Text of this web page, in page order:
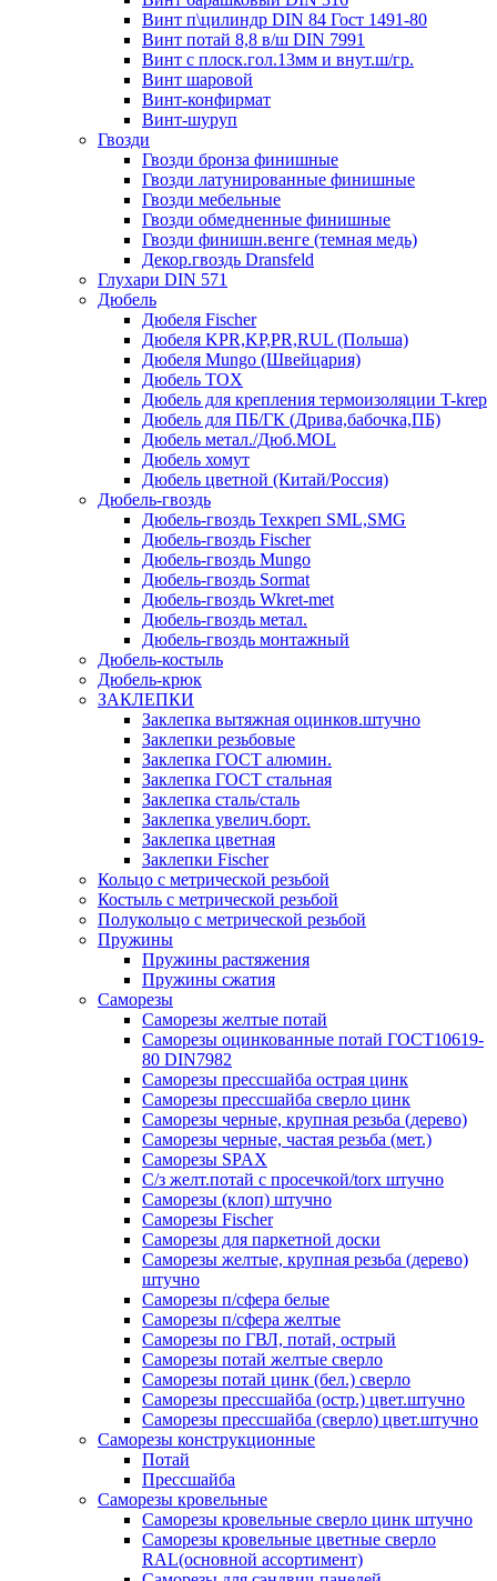
Винт п\цилиндр DIN 84 Гост 1491-80
Винт потай 8,8 в/ш DIN 7991
Винт с плоск.гол.13мм и внут.ш/гр.
Винт шаровой
Винт-конфирмат
Винт-шуруп
Гвозди
Гвозди бронза финишные
Гвозди латунированные финишные
Гвозди мебельные
Гвозди обмедненные финишные
Гвозди финишн.венге (темная медь)
Декор.гвоздь Dransfeld
Глухари DIN 571
Дюбель
Дюбеля Fischer
Дюбеля KPR,KP,PR,RUL (Польша)
Дюбеля Mungo (Швейцария)
Дюбель TOX
Дюбель для крепления термоизоляции T-krep
Дюбель для ПБ/ГК (Дрива,бабочка,ПБ)
Дюбель метал./Дюб.MOL
Дюбель хомут
Дюбель цветной (Китай/Россия)
Дюбель-гвоздь
Дюбель-гвоздь Техкреп SML,SMG
Дюбель-гвоздь Fischer
Дюбель-гвоздь Mungo
Дюбель-гвоздь Sormat
Дюбель-гвоздь Wkret-met
Дюбель-гвоздь метал.
Дюбель-гвоздь монтажный
Дюбель-костыль
Дюбель-крюк
ЗАКЛЕПКИ
Заклепка вытяжная оцинков.штучно
Заклепки резьбовые
Заклепка ГОСТ алюмин.
Заклепка ГОСТ стальная
Заклепка сталь/сталь
Заклепка увелич.борт.
Заклепка цветная
Заклепки Fischer
Кольцо с метрической резьбой
Костыль с метрической резьбой
Полукольцо с метрической резьбой
Пружины
Пружины растяжения
Пружины сжатия
Саморезы
Саморезы желтые потай
Саморезы оцинкованные потай ГОСТ10619-
80 DIN7982
Саморезы прессшайба острая цинк
Саморезы прессшайба сверло цинк
Саморезы черные, крупная резьба (дерево)
Саморезы черные, частая резьба (мет.)
Cаморезы SPAX
С/з желт.потай с просечкой/torx штучно
Саморезы (клоп) штучно
Саморезы Fischer
Саморезы для паркетной доски
Саморезы желтые, крупная резьба (дерево)
штучно
Саморезы п/сфера белые
Саморезы п/сфера желтые
Саморезы по ГВЛ, потай, острый
Саморезы потай желтые сверло
Саморезы потай цинк (бел.) сверло
Саморезы прессшайба (остр.) цвет.штучно
Саморезы прессшайба (сверло) цвет.штучно
Саморезы конструкционные
Потай
Прессшайба
Саморезы кровельные
Саморезы кровельные сверло цинк штучно
Саморезы кровельные цветные сверло
RAL(основной ассортимент)